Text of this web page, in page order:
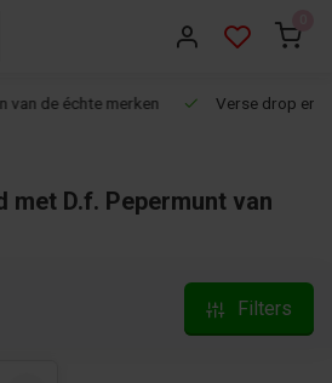
de échte merken Verse drop en
met D.f. Pepermunt van
Filters